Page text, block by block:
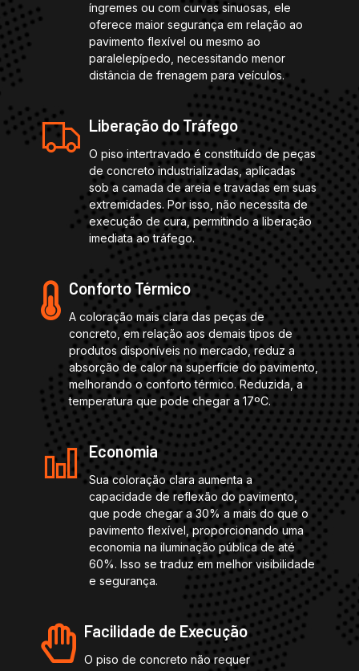
íngremes ou com curvas sinuosas, ele
oferece maior segurança em relação ao
pavimento flexível ou mesmo ao
paralelepípedo, necessitando menor
distância de frenagem para veículos.
Liberação do Tráfego
O piso intertravado é constituído de peças
de concreto industrializadas, aplicadas
sob a camada de areia e travadas em suas
extremidades. Por isso, não necessita de
execução de cura, permitindo a liberação
imediata ao tráfego.
Conforto Térmico
A coloração mais clara das peças de
concreto, em relação aos demais tipos de
produtos disponíveis no mercado, reduz a
absorção de calor na superfície do pavimento,
melhorando o conforto térmico. Reduzida, a
temperatura que pode chegar a 17ºC.
Economia
Sua coloração clara aumenta a
capacidade de reflexão do pavimento,
que pode chegar a 30% a mais do que o
pavimento flexível, proporcionando uma
economia na iluminação pública de até
60%. Isso se traduz em melhor visibilidade
e segurança.
Facilidade de Execução
O piso de concreto não requer